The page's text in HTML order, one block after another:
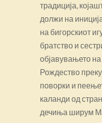
традиција,
должи на
на бигорскиот
братство и
објавувањето
Рождество
поворки и
каланди од
дечиња ширум